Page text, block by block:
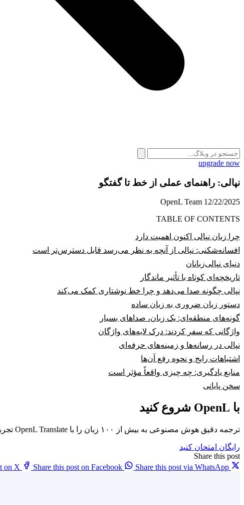
upgrade now
نپالی: راهنمای عملی از خط تا گفتگو
OpenL Team 12/22/2025
TABLE OF CONTENTS
چرا زبان نپالی اکنون اهمیت دارد
افسانه‌شکنی: نپالی از آنچه به نظر می‌رسد قابل دسترس‌تر است
دنیای نپالی‌زبانان
تاریخچه‌ای کوتاه با تأثیر ماندگار
نپالی چگونه صدا می‌دهد و چرا خط نوشتاری کمک می‌کند
دستور زبان ضروری به زبان ساده
گونه‌های منطقه‌ای: یک زبان، صداهای بسیار
واژگانی که سفر کردند: درک لایه‌های واژگان
نپالی در رسانه‌ها و زمینه‌های حرفه‌ای
اشتباهات رایج و نحوه رفع آن‌ها
منابع یادگیری: چه چیزی واقعاً مؤثر است
سخن پایانی
با OpenL شروع کنید
ترجمه دقیق هوش مصنوعی به بیش از ۱۰۰ زبان را با OpenL Translate تجربه کنید
رایگان امتحان کنید
Share this post
on X
Share this post on Facebook Share this post via WhatsApp